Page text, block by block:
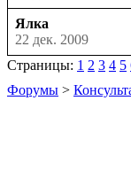
Ялка
22 дек. 2009
Страницы: 1 2 3 4 5
Форумы >